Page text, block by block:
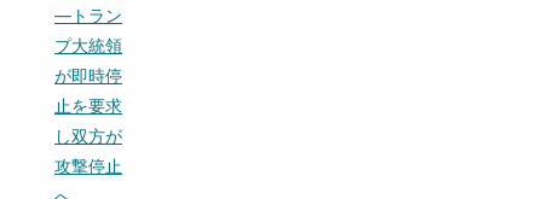
—トラン
プ大統領
が即時停
止を要求
し双方が
攻撃停止